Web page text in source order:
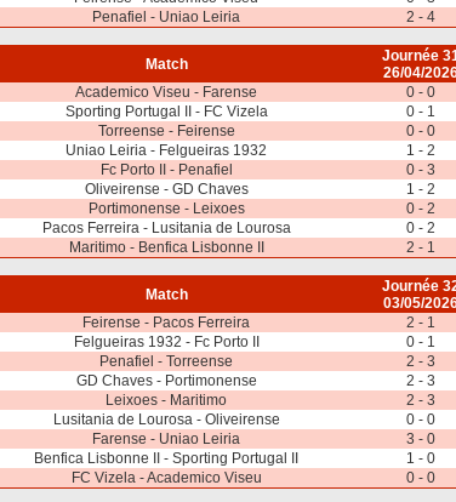
Penafiel - Uniao Leiria 2 - 4
Match
Journée
26/04/
Academico Viseu - Farense
0 - 0
Sporting Portugal II - FC Vizela
0 - 1
Torreense - Feirense
0 - 0
Uniao Leiria - Felgueiras 1932
1 - 2
Fc Porto II - Penafiel
0 - 3
Oliveirense - GD Chaves
1 - 2
Portimonense - Leixoes
0 - 2
Pacos Ferreira - Lusitania de Lourosa
0 - 2
Maritimo - Benfica Lisbonne II 2 - 1
Match
Journée
03/05/
Feirense - Pacos Ferreira
2 - 1
Felgueiras 1932 - Fc Porto II
0 - 1
Penafiel - Torreense
2 - 3
GD Chaves - Portimonense
2 - 3
Leixoes - Maritimo
2 - 3
Lusitania de Lourosa - Oliveirense
0 - 0
Farense - Uniao Leiria
3 - 0
Benfica Lisbonne II - Sporting Portugal II
1 - 0
FC Vizela - Academico Viseu 0 - 0